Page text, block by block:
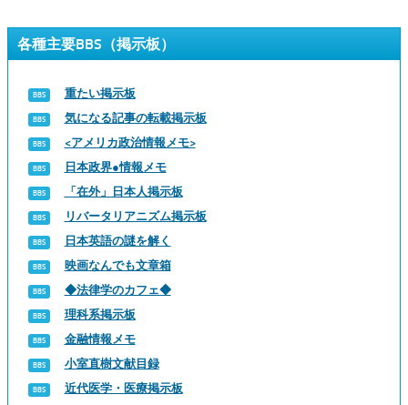
各種主要BBS（掲示板）
重たい掲示板
気になる記事の転載掲示板
<アメリカ政治情報メモ>
日本政界●情報メモ
「在外」日本人掲示板
リバータリアニズム掲示板
日本英語の謎を解く
映画なんでも文章箱
◆法律学のカフェ◆
理科系掲示板
金融情報メモ
小室直樹文献目録
近代医学・医療掲示板